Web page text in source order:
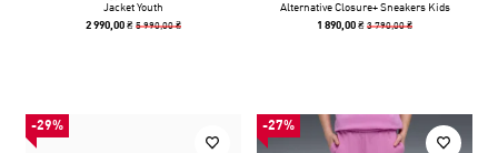
Jacket Youth
2 990,00 ₴5 990,00 ₴
Alternative Closure+ Sneakers Kids
1 890,00 ₴3 790,00 ₴
-29% -27%